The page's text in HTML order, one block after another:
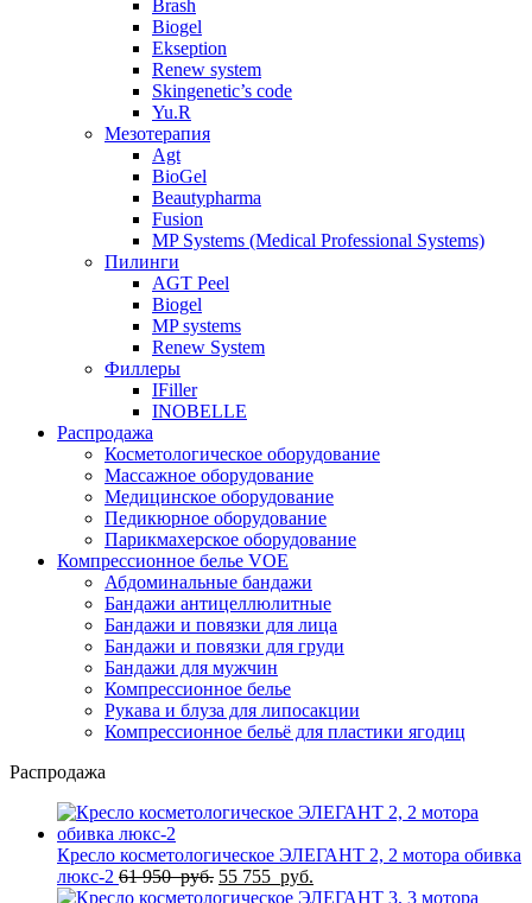
Brash
Biogel
Ekseption
Renew system
Skingenetic’s code
Yu.R
Мезотерапия
Agt
BioGel
Beautypharma
Fusion
MP Systems (Medical Professional Systems)
Пилинги
AGT Peel
Biogel
MP systems
Renew System
Филлеры
IFiller
INOBELLE
Распродажа
Косметологическое оборудование
Массажное оборудование
Медицинское оборудование
Педикюрное оборудование
Парикмахерское оборудование
Компрессионное белье VOE
Абдоминальные бандажи
Бандажи антицеллюлитные
Бандажи и повязки для лица
Бандажи и повязки для груди
Бандажи для мужчин
Компрессионное белье
Рукава и блуза для липосакции
Компрессионное бельё для пластики ягодиц
Распродажа
Кресло косметологическое ЭЛЕГАНТ 2, 2 мотора обивка
люкс-2 61 950руб. Первоначальная
цена
55 755 руб.
цена: